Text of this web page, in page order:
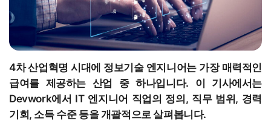
4차 산업혁명 시대에 정보기술 엔지니어는 가장 매력적인
급여를 제공하는 산업 중 하나입니다. 이 기사에서는
Devwork에서 IT 엔지니어 직업의 정의, 직무 범위, 경력
기회, 소득 수준 등을 개괄적으로 살펴봅니다.